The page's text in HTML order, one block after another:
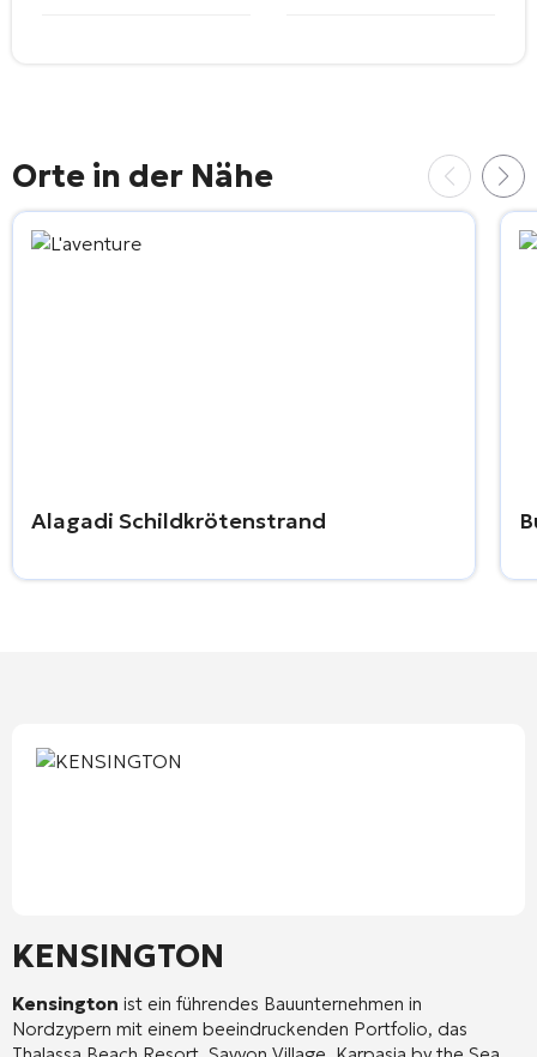
Orte in der Nähe
Alagadi Schildkrötenstrand
KENSINGTON
Kensington ist ein führendes Bauunternehmen in
Nordzypern mit einem beeindruckenden Portfolio, das